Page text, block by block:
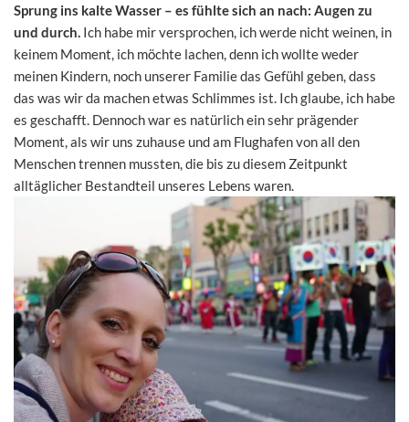
Sprung ins kalte Wasser – es fühlte sich an nach: Augen zu
und durch. Ich habe mir versprochen, ich werde nicht weinen, in
keinem Moment, ich möchte lachen, denn ich wollte weder
meinen Kindern, noch unserer Familie das Gefühl geben, dass
das was wir da machen etwas Schlimmes ist. Ich glaube, ich habe
es geschafft. Dennoch war es natürlich ein sehr prägender
Moment, als wir uns zuhause und am Flughafen von all den
Menschen trennen mussten, die bis zu diesem Zeitpunkt
alltäglicher Bestandteil unseres Lebens waren.